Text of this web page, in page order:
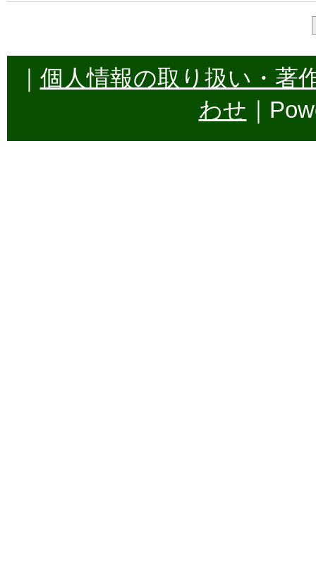
｜ 個人情報の取り扱い・著
わせ ｜